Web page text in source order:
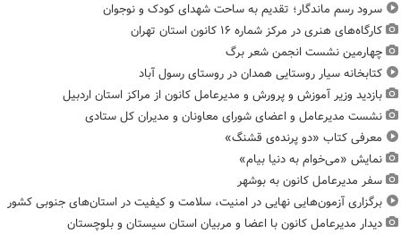
سرود رسم ماندگار؛ تقدیم به ساحت شهدای کودک و نوجوان
کارگاه‌های هنری در مرکز شماره ۱۶ کانون استان تهران
چهارمین نشست انجمن شعر برگ
کتابخانه سیار روستایی همدان در روستای رسول آباد
بازدید وزیر آموزش و پرورش و مدیرعامل کانون از مراکز استان اردبیل
نشست مدیرعامل و اعضای شورای معاونان و مدیران کل ستادی
معرفی کتاب «دو پرنده‌ی قشنگ»
نمایش «می‌خوام به دنیا بیام»
سفر مدیرعامل کانون به بوشهر
برگزاری آزمون‌هایی نهایی در امنیت، سلامت و کیفیت در استان‌های جنوبی کشور
دیدار مدیرعامل کانون با اعضا و مربیان استان سیستان و بلوچستان